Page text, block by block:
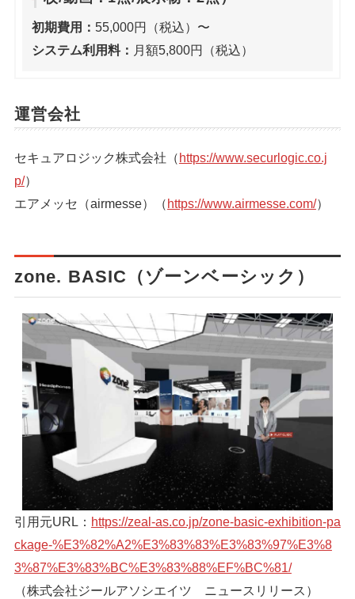
初期費用： 55,000円（税込）〜
システム利用料： 月額5,800円（税込）
運営会社
セキュアロジック株式会社（ https://www.securlogic.co.j
p/）
エアメッセ（airmesse）（ https://www.airmesse.com/）
zone. BASIC（ゾーンベーシック）
引用元URL： https://zeal-as.co.jp/zone-basic-exhibition-pa
ckage-%E3%82%A2%E3%83%83%E3%83%97%E3%8
3%87%E3%83%BC%E3%83%88%EF%BC%81/
（株式会社ジールアソシエイツ ニュースリリース）